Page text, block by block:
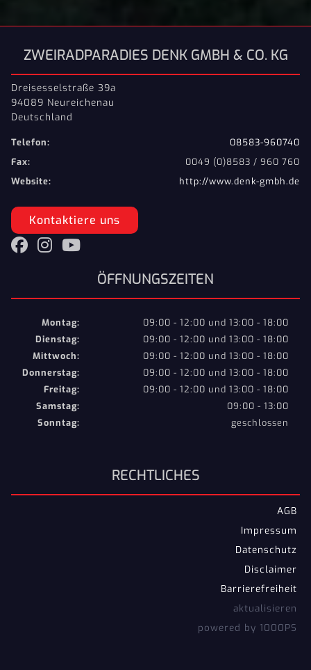
ZWEIRADPARADIES DENK GMBH & CO. KG
Dreisesselstraße 39a
94089 Neureichenau
Deutschland
Telefon:
08583-960740
Fax:
0049 (0)8583 / 960 760
Website:
http://www.denk-gmbh.de
Kontaktiere uns
ÖFFNUNGSZEITEN
Montag:
09:00 - 12:00 und 13:00 - 18:00
Dienstag:
09:00 - 12:00 und 13:00 - 18:00
Mittwoch:
09:00 - 12:00 und 13:00 - 18:00
Donnerstag:
09:00 - 12:00 und 13:00 - 18:00
Freitag:
09:00 - 12:00 und 13:00 - 18:00
Samstag:
09:00 - 13:00
Sonntag:
geschlossen
RECHTLICHES
AGB
Impressum
Datenschutz
Disclaimer
Barrierefreiheit
aktualisieren
powered by 1000PS